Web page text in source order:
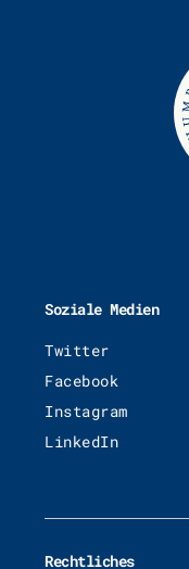
Soziale Medien
Twitter
Facebook
Instagram
LinkedIn
Rechtliches